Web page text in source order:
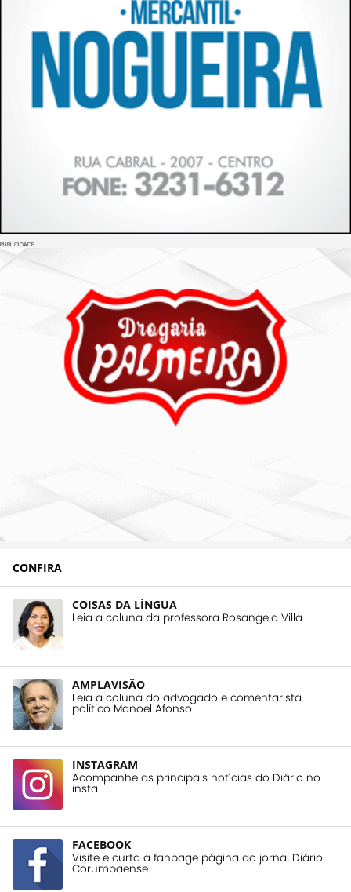
PUBLICIDADE
CONFIRA
COISAS DA LÍNGUA
Leia a coluna da professora Rosangela Villa
AMPLAVISÃO
Leia a coluna do advogado e comentarista
político Manoel Afonso
INSTAGRAM
Acompanhe as principais notícias do Diário no
insta
FACEBOOK
Visite e curta a fanpage página do jornal Diário
Corumbaense